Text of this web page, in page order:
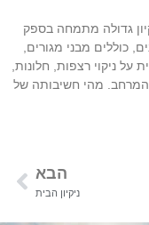
גדולה מתמחה בספק
כוללים מבני מגורים,
ניקוי רצפות, חלונות,
מהי חשיבותה של
הבא
ניקיון הבית